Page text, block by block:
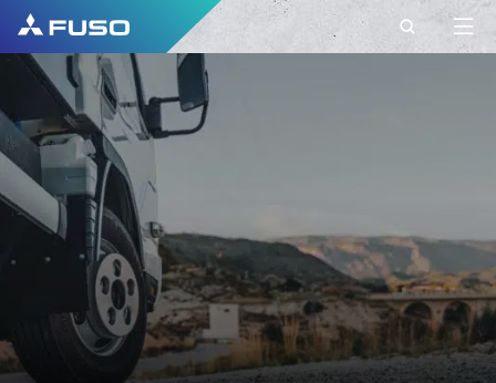
KONTAKT
FUSO EUROPE
KONTAKT
Haben Sie weitere Fragen?
Senden Sie uns Ihre Anfrage über dieses
Kontaktformular.
VORNAME*